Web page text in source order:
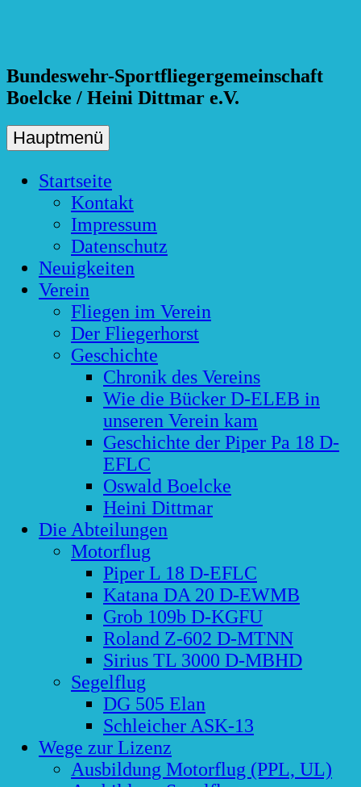
Bundeswehr-Sportfliegergemeinschaft
Boelcke / Heini Dittmar e.V.
Hauptmenü
Startseite
Kontakt
Impressum
Datenschutz
Neuigkeiten
Verein
Fliegen im Verein
Der Fliegerhorst
Geschichte
Chronik des Vereins
Wie die Bücker D-ELEB in
unseren Verein kam
Geschichte der Piper Pa 18 D-
EFLC
Oswald Boelcke
Heini Dittmar
Die Abteilungen
Motorflug
Piper L 18 D-EFLC
Katana DA 20 D-EWMB
Grob 109b D-KGFU
Roland Z-602 D-MTNN
Sirius TL 3000 D-MBHD
Segelflug
DG 505 Elan
Schleicher ASK-13
Wege zur Lizenz
Ausbildung Motorflug (PPL, UL)